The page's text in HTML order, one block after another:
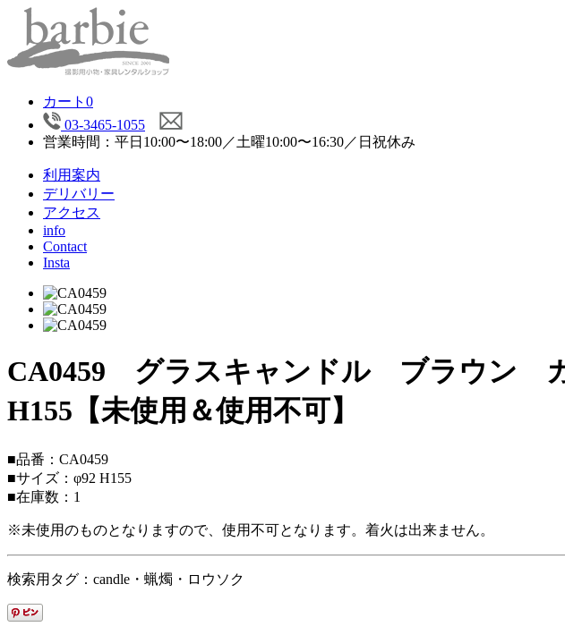
カート 0
03-3465-1055
営業時間：平日10:00〜18:00／土曜10:00〜16:30／日祝休み
利用案内
デリバリー
アクセス
info
Contact
Insta
CA0459 グラスキャンドル ブラウン
H155【未使用＆使用不可】
■品番：CA0459
■サイズ：φ92 H155
■在庫数：1
※未使用のものとなりますので、使用不可となります。着火は出来ません。
検索用タグ：candle・蝋燭・ロウソク